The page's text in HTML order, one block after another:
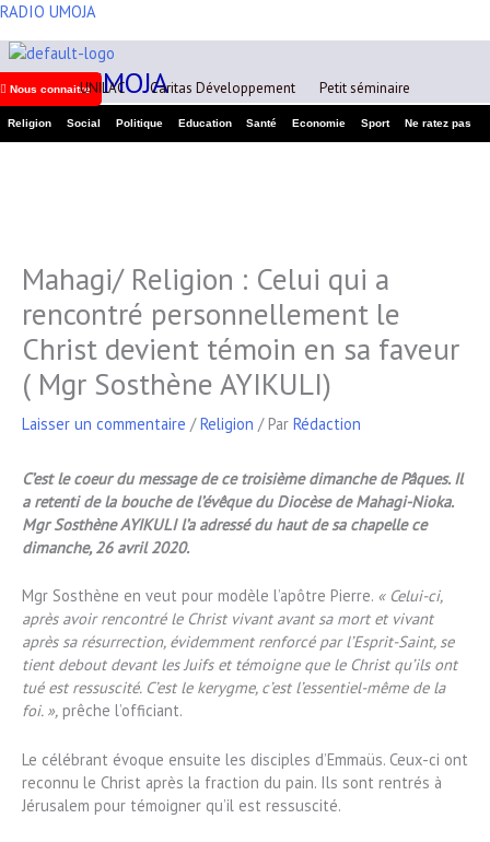
Aller
contenu
RADIO UMOJA
RADIO UMOJA
Nous connaitreUNILAC Caritas Développement Petit séminaire
Religion Social Politique Education Santé Economie Sport Ne ratez pas
Mahagi/ Religion : Celui qui a
rencontré personnellement le
Christ devient témoin en sa faveur
( Mgr Sosthène AYIKULI)
Laisser un commentaire /Religion / Par Rédaction
C’est le coeur du message de ce troisième dimanche de Pâques. Il
a retenti de la bouche de l’évêque du Diocèse de Mahagi-Nioka.
Mgr Sosthène AYIKULI l’a adressé du haut de sa chapelle ce
dimanche, 26 avril 2020.
Mgr Sosthène en veut pour modèle l’apôtre Pierre. « Celui-ci,
après avoir rencontré le Christ vivant avant sa mort et vivant
après sa résurrection, évidemment renforcé par l’Esprit-Saint, se
tient debout devant les Juifs et témoigne que le Christ qu’ils ont
tué est ressuscité. C’est le kerygme, c’est l’essentiel-même de la
foi. », prêche l’officiant.
Le célébrant évoque ensuite les disciples d’Emmaüs. Ceux-ci ont
reconnu le Christ après la fraction du pain. Ils sont rentrés à
Jérusalem pour témoigner qu’il est ressuscité.
A
r
c
h
i